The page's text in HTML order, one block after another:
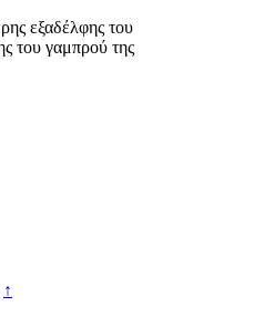
εξαδέλφης του
του γαμπρού της
↑